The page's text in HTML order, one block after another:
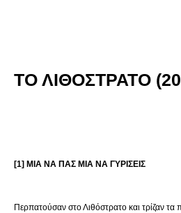
ΤΟ ΛΙΘΟΣΤΡΑΤΟ
[1] ΜΙΑ ΝΑ ΠΑΣ ΜΙΑ ΝΑ ΓΥΡΙΣΕΙΣ
Περπατούσαν στο Λιθόστρατο και τρίζαν τα